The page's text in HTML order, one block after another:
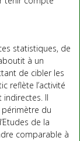
statistiques, de
à un
de cibler les
reflète l’activité
Il
du
de la
comparable à